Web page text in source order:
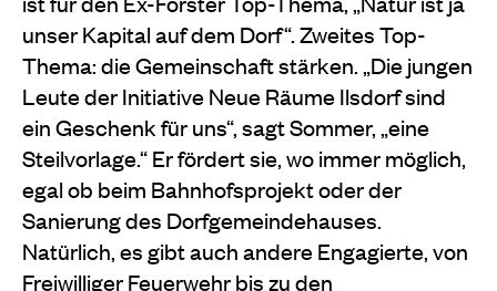
unser Kapital auf dem Dorf“. Zweites Top-
Thema: die Gemeinschaft stärken. „Die jungen
Leute der Initiative Neue Räume Ilsdorf sind
ein Geschenk für uns“, sagt Sommer, „eine
Steilvorlage.“ Er fördert sie, wo immer möglich,
egal ob beim Bahnhofsprojekt oder der
Sanierung des Dorfgemeindehauses.
Natürlich, es gibt auch andere Engagierte, von
Freiwilliger Feuerwehr bis zu den